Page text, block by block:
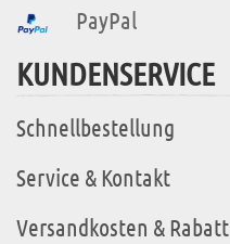
PayPal
KUNDENSERVICE
Schnellbestellung
Service & Kontakt
Versandkosten & Rabatt